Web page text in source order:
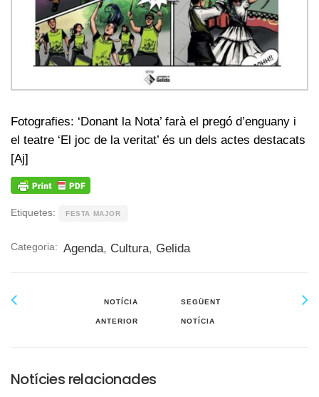
Fotografies: ‘Donant la Nota’ farà el pregó d’enguany i
el teatre ‘El joc de la veritat’ és un dels actes destacats
[Aj]
Etiquetes: FESTA MAJOR
Categoria: Agenda, Cultura, Gelida
NOTÍCIA
ANTERIOR
SEGÜENT
NOTÍCIA
Notícies relacionades